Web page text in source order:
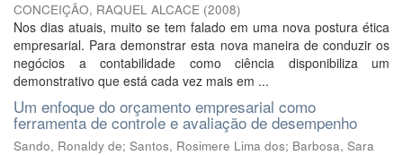
CONCEIÇÃO, RAQUEL ALCACE (2008)
Nos dias atuais, muito se tem falado em uma nova postura ética
empresarial. Para demonstrar esta nova maneira de conduzir os
negócios a contabilidade como ciência disponibiliza um
demonstrativo que está cada vez mais em ...
Um enfoque do orçamento empresarial como
ferramenta de controle e avaliação de desempenho
Sando, Ronaldy de; Santos, Rosimere Lima dos; Barbosa, Sara